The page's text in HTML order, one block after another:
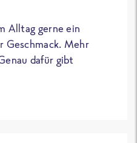
Alltag gerne ein
Geschmack. Mehr
dafür gibt